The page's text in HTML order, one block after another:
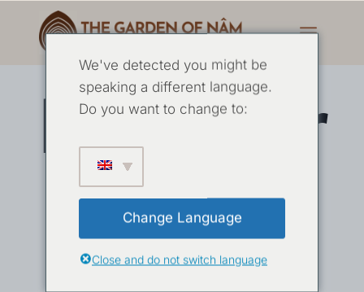
Ritiro per
uomini
We've detected you might be
speaking a different language.
Do you want to change to:
Change Language
Close and do not switch language